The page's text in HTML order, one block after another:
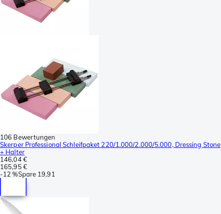
106 Bewertungen
Skerper Professional Schleifpaket 220/1.000/2.000/5.000, Dressing Stone
+ Halter
146,04 €
165,95 €
-12 %Spare 19,91